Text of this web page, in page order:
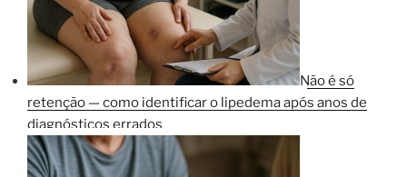
Não é só
retenção — como identificar o lipedema após anos de
diagnósticos errados